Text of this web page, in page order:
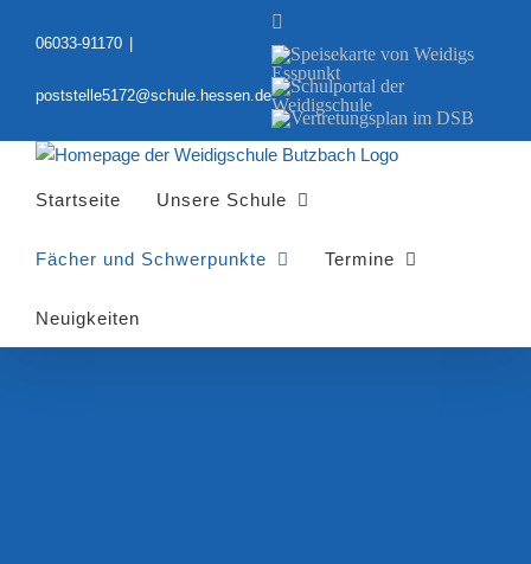
Inhalt06033-91170
poststelle5172@schule.hessen.de
Speisekarte
von
Weidigs
Esspunkt
Schulportal
der
Weidigschule
Vertretungsplan
DSB
Startseite Unsere Schule
Fächer und Schwerpunkte Termine
Neuigkeiten